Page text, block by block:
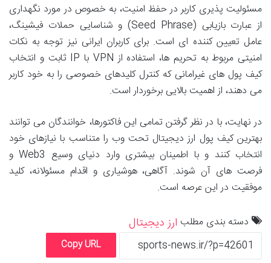
مسئولیت پذیری کاربر در حفظ امنیت، به خصوص در مورد نگهداری
از عبارت بازیابی (Seed Phrase) و شناسایی حملات فیشینگ،
عامل تعیین کننده ای است. برای کاربران ایرانی نیز توجه به نکات
امنیتی مربوط به تحریم ها، استفاده از VPN با IP ثابت و انتخاب
کیف پول های غیرامانی که کنترل کلیدهای خصوصی را به خود کاربر
می دهند، از اهمیت بالایی برخوردار است.
در نهایت، با در نظر گرفتن تمامی این فاکتورها، خوانندگان می توانند
بهترین کیف پول ارز دیجیتال تحت وب را متناسب با نیازهای خود
انتخاب کنند و با اطمینان بیشتری وارد دنیای وسیع Web3 و
فرصت های آن شوند. آگاهی، هوشیاری و اقدام مسئولانه، کلید
موفقیت در این عرصه است.
دسته بندی مطلب ارز دیجیتال
Copy URL